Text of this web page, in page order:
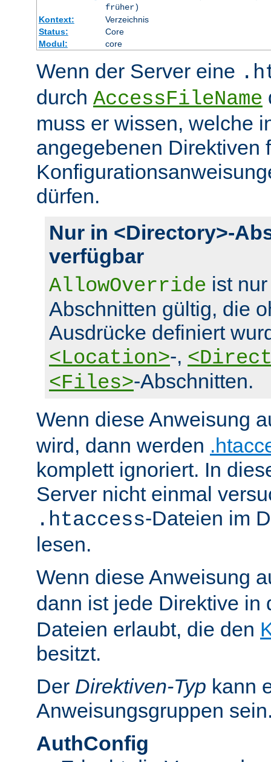
früher)
Kontext:
Verzeichnis
Status:
Core
Modul:
core
Wenn der Server eine
durch AccessFileName
muss er wissen, welche
angegebenen Direktiven
dürfen.
Nur in <Directory>-
verfügbar
AllowOverride ist
Abschnitten gültig, die
Ausdrücke definiert
<Location>-,
<Files>-Abschnitten.
Wenn diese Anweisung
wird, dann werden
komplett ignoriert. In
Server nicht einmal
.htaccess-Dateien im
lesen.
Wenn diese Anweisung
dann ist jede Direktive in
Dateien erlaubt, die den
besitzt.
Der Direktiven-Typ kann
Anweisungsgruppen
AuthConfig